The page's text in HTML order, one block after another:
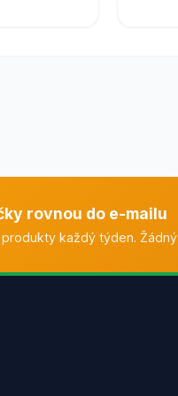
rovnou do e-mailu
každý týden. Žádný